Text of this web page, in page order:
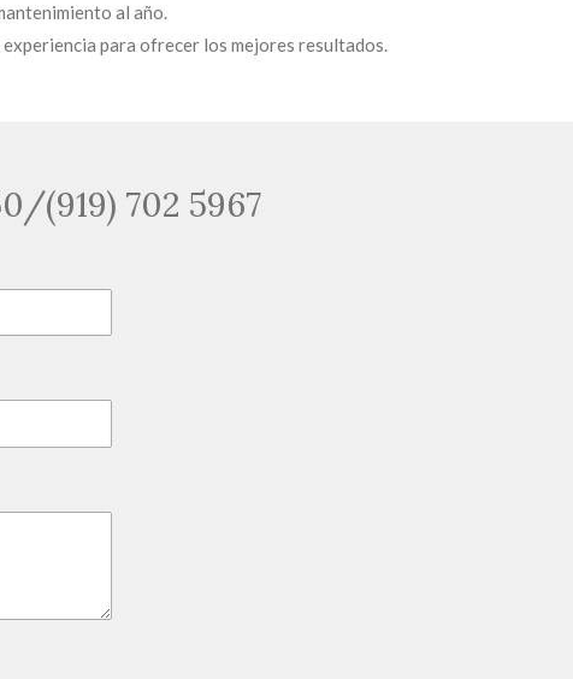
al año.
para ofrecer los mejores resultados.
(919) 702 5967